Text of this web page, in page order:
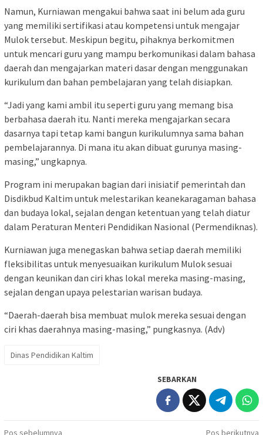
Namun, Kurniawan mengakui bahwa saat ini belum ada guru
yang memiliki sertifikasi atau kompetensi untuk mengajar
Mulok tersebut. Meskipun begitu, pihaknya berkomitmen
untuk mencari guru yang mampu berkomunikasi dalam bahasa
daerah dan mengajarkan materi dasar dengan menggunakan
kurikulum dan bahan pembelajaran yang telah disiapkan.
“Jadi yang kami ambil itu seperti guru yang memang bisa
berbahasa daerah itu. Nanti mereka mengajarkan secara
dasarnya tapi tetap kami bangun kurikulumnya sama bahan
pembelajarannya. Di mana itu akan dibuat gurunya masing-
masing,” ungkapnya.
Program ini merupakan bagian dari inisiatif pemerintah dan
Disdikbud Kaltim untuk melestarikan keanekaragaman bahasa
dan budaya lokal, sejalan dengan ketentuan yang telah diatur
dalam Peraturan Menteri Pendidikan Nasional (Permendiknas).
Kurniawan juga menegaskan bahwa setiap daerah memiliki
fleksibilitas untuk menyesuaikan kurikulum Mulok sesuai
dengan keunikan dan ciri khas lokal mereka masing-masing,
sejalan dengan upaya pelestarian warisan budaya.
“Daerah-daerah bisa membuat mulok mereka sesuai dengan
ciri khas daerahnya masing-masing,” pungkasnya. (Adv)
Dinas Pendidikan Kaltim
SEBARKAN
Pos sebelumnya Pos berikutnya